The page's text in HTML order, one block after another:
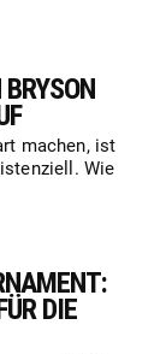
machen, ist
Wie
DIE